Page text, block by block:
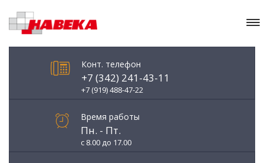
Конт. телефон
+7 (342) 241-43-11
+7 (919) 488-47-22
Время работы
Пн. - Пт.
с 8.00 до 17.00